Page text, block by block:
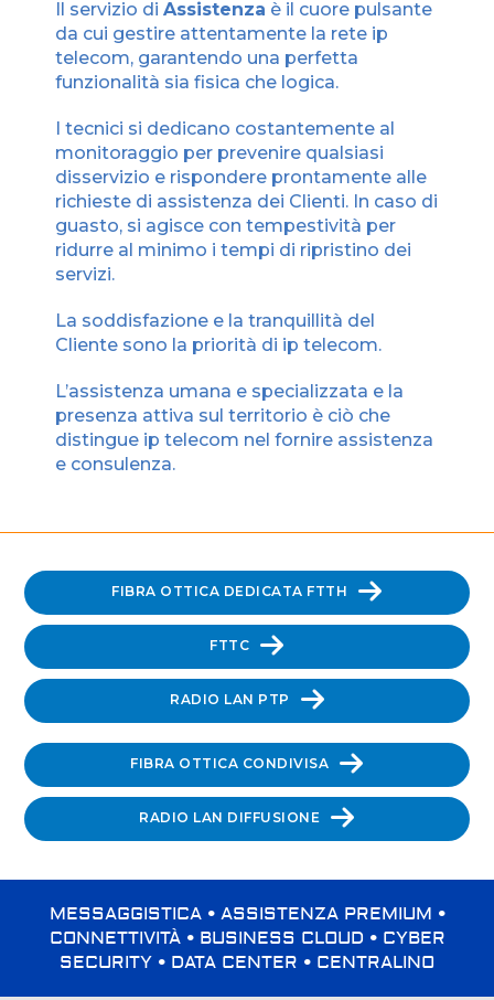
Il servizio di Assistenza è il cuore pulsante
da cui gestire attentamente la rete ip
telecom, garantendo una perfetta
funzionalità sia fisica che logica.
I tecnici si dedicano costantemente al
monitoraggio per prevenire qualsiasi
disservizio e rispondere prontamente alle
richieste di assistenza dei Clienti. In caso di
guasto, si agisce con tempestività per
ridurre al minimo i tempi di ripristino dei
servizi.
La soddisfazione e la tranquillità del
Cliente sono la priorità di ip telecom.
L’assistenza umana e specializzata e la
presenza attiva sul territorio è ciò che
distingue ip telecom nel fornire assistenza
e consulenza.
FIBRA OTTICA DEDICATA FTTH
FTTC
RADIO LAN PTP
FIBRA OTTICA CONDIVISA
RADIO LAN DIFFUSIONE
MESSAGGISTICA • ASSISTENZA PREMIUM •
CONNETTIVITÀ • BUSINESS CLOUD • CYBER
SECURITY • DATA CENTER • CENTRALINO